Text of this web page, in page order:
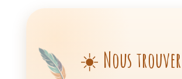
☀️ Nous trouver